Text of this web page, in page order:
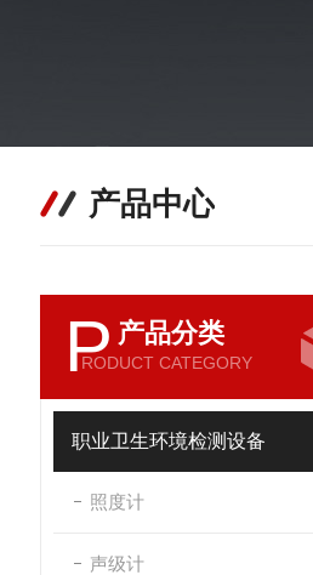
产品中心
P 产品分类
RODUCT CATEGORY
职业卫生环境检测设备
照度计
声级计